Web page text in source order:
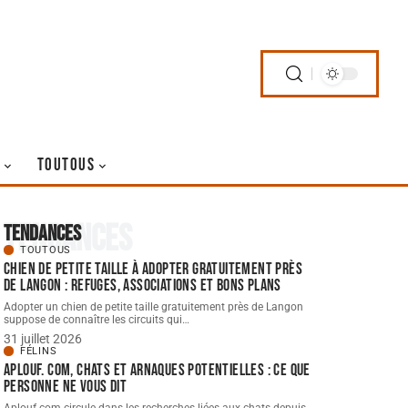
TOUTOUS
Tendances
Tendances
TOUTOUS
Chien de petite taille à adopter gratuitement près
de langon : refuges, associations et bons plans
Adopter un chien de petite taille gratuitement près de Langon
suppose de connaître les circuits qui…
31 juillet 2026
FÉLINS
Aplouf. com, chats et arnaques potentielles : ce que
personne ne vous dit